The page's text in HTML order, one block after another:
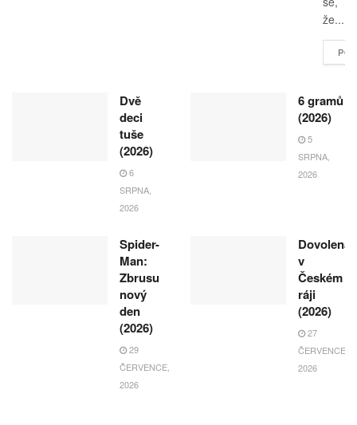
že...
Dvě
deci
tuše
(2026)
6
SRPNA,
2026
6 gramů
(2026)
5
SRPNA,
2026
Spider-
Man:
Zbrusu
nový
den
(2026)
29
ČERVENCE,
2026
Dovolená
v
Českém
ráji
(2026)
27
ČERVENCE,
2026